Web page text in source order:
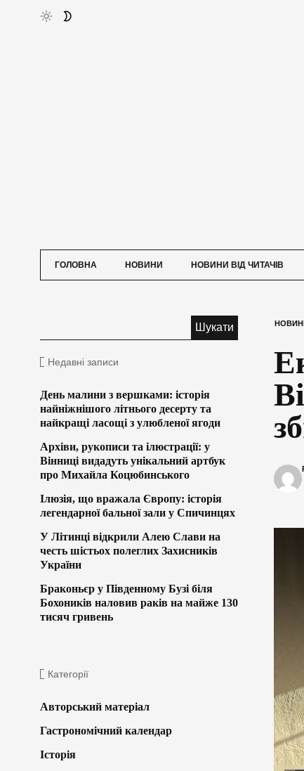
ГОЛОВНА НОВИНИ НОВИНИ ВІД ЧИТАЧІВ
Недавні записи
День малини з вершками: історія
найніжнішого літнього десерту та
найкращі ласощі з улюбленої ягоди
Архіви, рукописи та ілюстрації: у
Вінниці видадуть унікальний артбук
про Михайла Коцюбинського
Ілюзія, що вражала Європу: історія
легендарної бальної зали у Спичинцях
У Літинці відкрили Алею Слави на
честь шістьох полеглих Захисників
України
Браконьєр у Південному Бузі біля
Бохоників наловив раків на майже 130
тисяч гривень
Категорії
Авторський матеріал
Гастрономічний календар
Історія